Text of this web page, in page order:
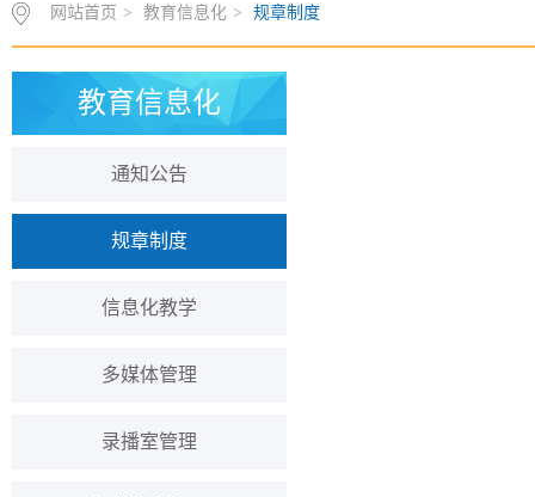
网站首页 > 教育信息化 > 规章制度
教育信息化
通知公告
规章制度
信息化教学
多媒体管理
录播室管理